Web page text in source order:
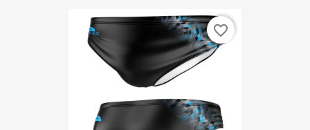
favorite_border